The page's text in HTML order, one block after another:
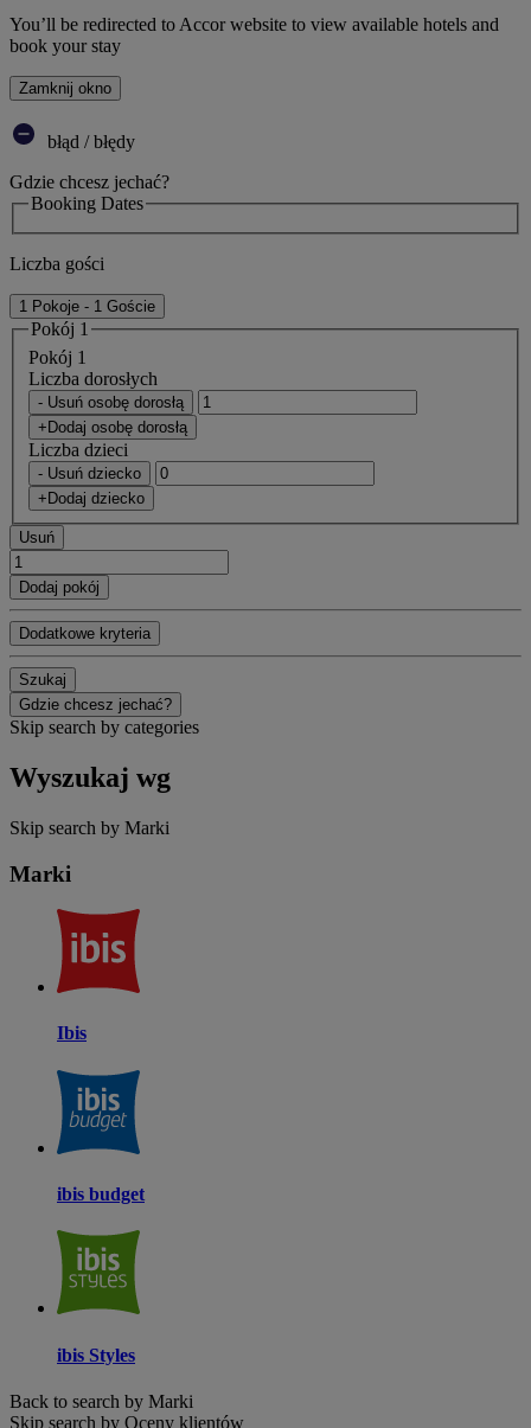
You’ll be redirected to Accor website to view available hotels and
book your stay
Zamknij okno
błąd / błędy
Gdzie chcesz jechać?
Booking Dates
Liczba gości
1 Pokoje - 1 Goście
Pokój 1
Pokój 1
Liczba dorosłych
- Usuń osobę dorosłą
+Dodaj osobę dorosłą
Liczba dzieci
- Usuń dziecko
+Dodaj dziecko
Usuń
Dodaj pokój
Dodatkowe kryteria
Szukaj
Gdzie chcesz jechać?
Skip search by categories
Wyszukaj wg
Skip search by Marki
Marki
Ibis
ibis budget
ibis Styles
Back to search by Marki
Skip search by Oceny klientów